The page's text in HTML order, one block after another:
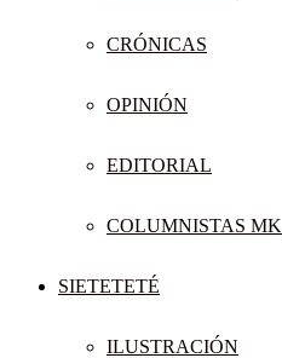
CRÓNICAS
OPINIÓN
EDITORIAL
COLUMNISTAS MK
SIETETETÉ
ILUSTRACIÓN